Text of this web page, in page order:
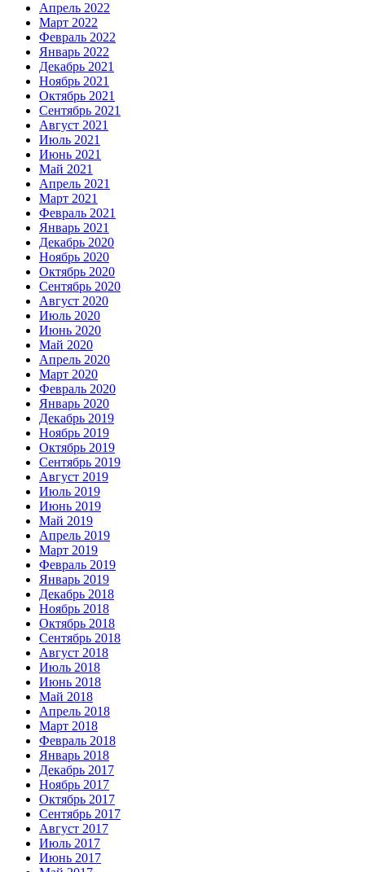
Апрель 2022
Март 2022
Февраль 2022
Январь 2022
Декабрь 2021
Ноябрь 2021
Октябрь 2021
Сентябрь 2021
Август 2021
Июль 2021
Июнь 2021
Май 2021
Апрель 2021
Март 2021
Февраль 2021
Январь 2021
Декабрь 2020
Ноябрь 2020
Октябрь 2020
Сентябрь 2020
Август 2020
Июль 2020
Июнь 2020
Май 2020
Апрель 2020
Март 2020
Февраль 2020
Январь 2020
Декабрь 2019
Ноябрь 2019
Октябрь 2019
Сентябрь 2019
Август 2019
Июль 2019
Июнь 2019
Май 2019
Апрель 2019
Март 2019
Февраль 2019
Январь 2019
Декабрь 2018
Ноябрь 2018
Октябрь 2018
Сентябрь 2018
Август 2018
Июль 2018
Июнь 2018
Май 2018
Апрель 2018
Март 2018
Февраль 2018
Январь 2018
Декабрь 2017
Ноябрь 2017
Октябрь 2017
Сентябрь 2017
Август 2017
Июль 2017
Июнь 2017